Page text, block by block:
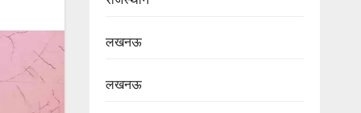
लखनऊ
लखनऊ